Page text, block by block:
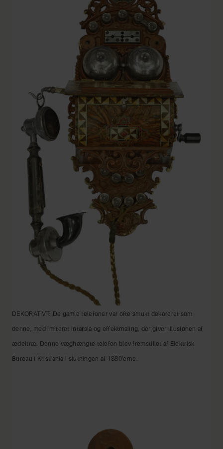
DEKORATIVT: De gamle telefoner var ofte smukt dekoreret som
denne, med imiteret intarsia og effektmaling, der giver illusionen af
ædeltræ. Denne væghængte telefon blev fremstillet af Elektrisk
Bureau i Kristiania i slutningen af 1880'erne.